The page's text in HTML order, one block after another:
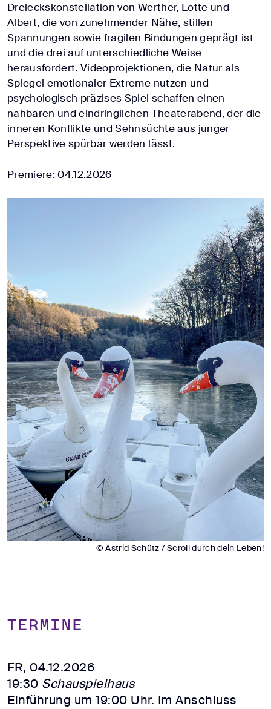
Dreieckskonstellation von Werther, Lotte und
Albert, die von zunehmender Nähe, stillen
Spannungen sowie fragilen Bindungen geprägt ist
und die drei auf unterschiedliche Weise
herausfordert. Videoprojektionen, die Natur als
Spiegel emotionaler Extreme nutzen und
psychologisch präzises Spiel schaffen einen
nahbaren und eindringlichen Theaterabend, der die
inneren Konflikte und Sehnsüchte aus junger
Perspektive spürbar werden lässt.
Premiere: 04.12.2026
© Astrid Schütz / Scroll durch dein Leben!
TERMINE
FR, 04.12.2026
19:30 Schauspielhaus
Einführung um 19:00 Uhr. Im Anschluss